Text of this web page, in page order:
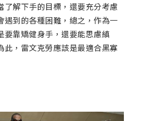
了解下手的目標，還要充分考慮
遇到的各種困難，總之，作為一
要靠矯健身手，還要能思慮縝
此，雷文克勞應該是最適合黑寡